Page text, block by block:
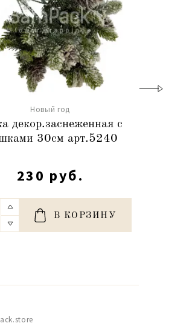
Новый год
декор.заснеженная с
30см арт.5240
230 руб.
В КОРЗИНУ